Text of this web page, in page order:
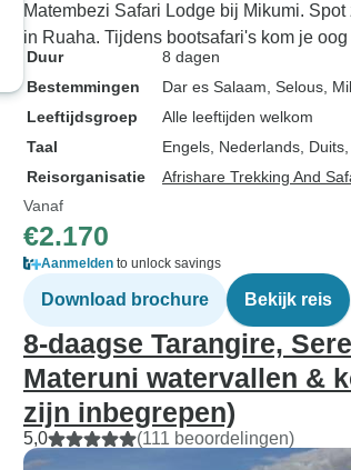
Matembezi Safari Lodge bij Mikumi.
in Ruaha. Tijdens bootsafari's kom je
Duur
8 dagen
Bestemmingen
Dar es Salaam , Selous ,
Leeftijdsgroep
Alle leeftijden welkom
Taal
Engels, Nederlands,
Reisorganisatie
Afrishare Trekking And
Vanaf
€2.170
Aanmelden to unlock savings
Download brochure Bekijk reis
8-daagse Tarangire,
Materuni watervallen &
zijn inbegrepen)
5,0 (111 beoordelingen)